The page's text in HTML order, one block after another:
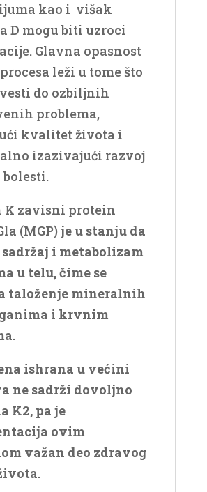
kao i višak
D mogu biti uzroci
Glavna opasnost
leži u tome što
do ozbiljnih
problema,
kvalitet života i
izazivajući razvoj
zavisni protein
(MGP)je u stanju da
i metabolizam
u ​​telu, čime se
taloženje mineralnih
i krvnim
ishrana u većini
ne sadrži dovoljno
K2, pa je
ovim
važan deo zdravog